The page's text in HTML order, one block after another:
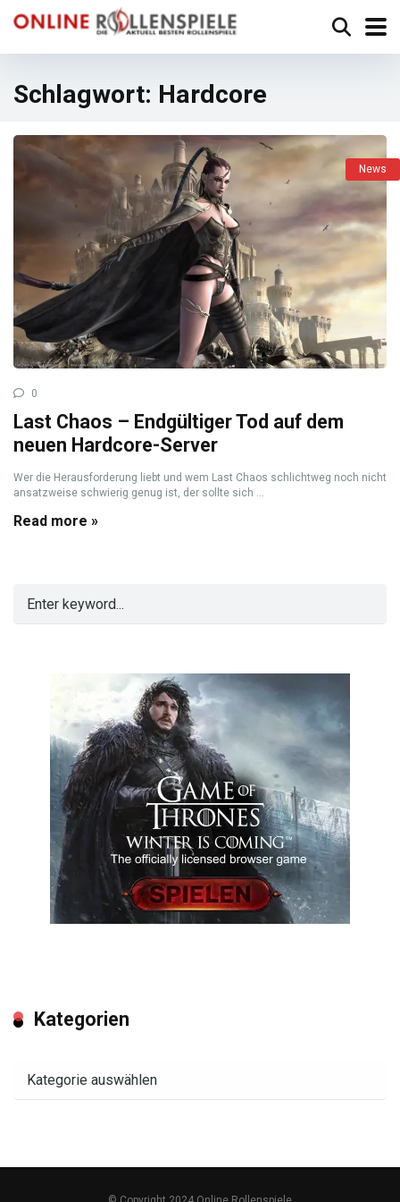
Schlagwort: Hardcore
News
0
Last Chaos – Endgültiger Tod auf dem
neuen Hardcore-Server
Wer die Herausforderung liebt und wem Last Chaos schlichtweg noch nicht
ansatzweise schwierig genug ist, der sollte sich ...
Read more »
Kategorien